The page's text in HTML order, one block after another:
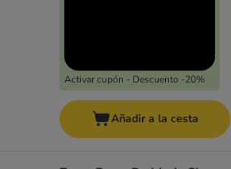
Activar cupón - Descuento -20%
Añadir a la cesta